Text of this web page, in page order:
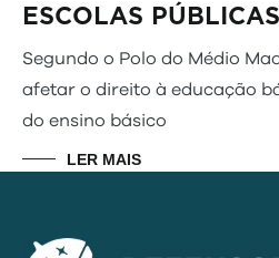
ESCOLAS
Segundo o Polo do Médio
afetar o direito à educação
do ensino básico
LER MAIS